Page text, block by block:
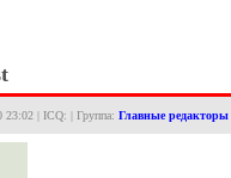
23:02 | ICQ: | Группа: Главные редакторы